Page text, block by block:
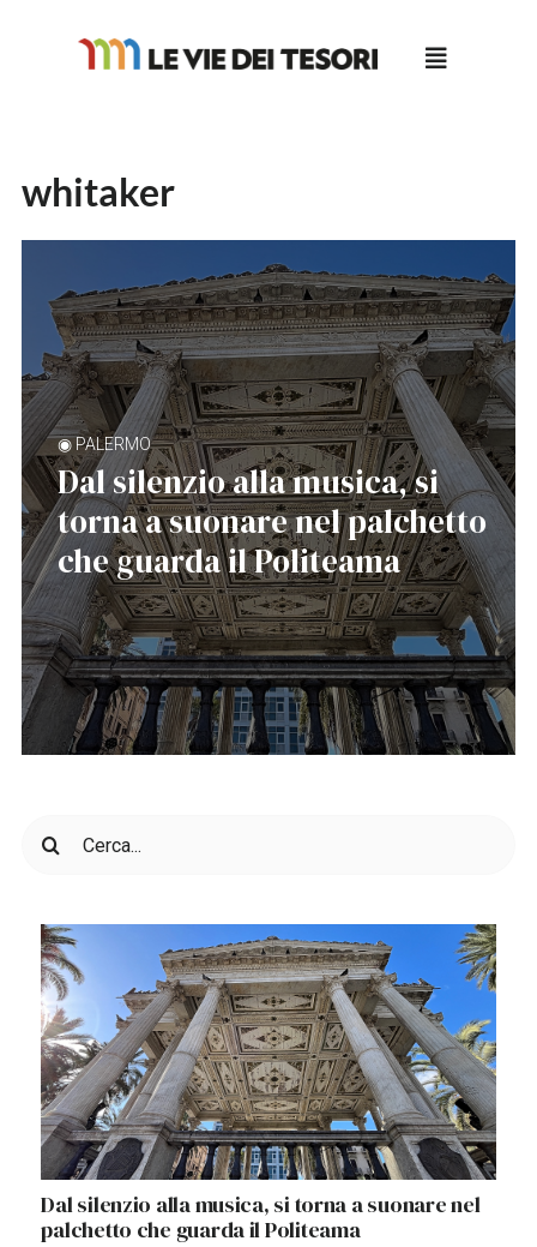
whitaker
◉ PALERMO
Dal silenzio alla musica, si
torna a suonare nel palchetto
che guarda il Politeama
per:
Dal silenzio alla musica, si torna a suonare nel
palchetto che guarda il Politeama